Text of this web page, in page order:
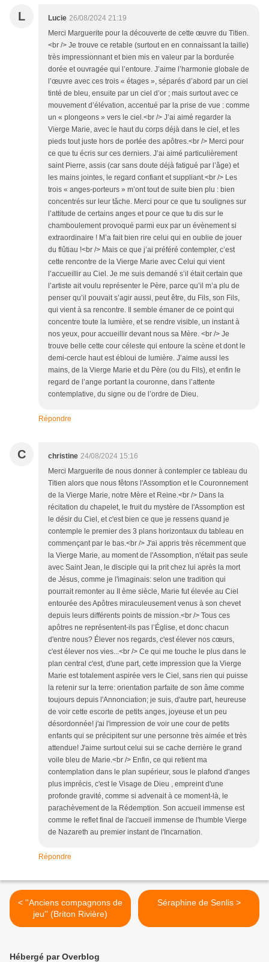
L Lucie 26/08/2024 21:19
Merci Marguerite pour la découverte de cette œuvre du Titien.
<br /> Je trouve ce retable (surtout en en connaissant la taille)
très impressionnant et bien mis en valeur par la bordurée
dorée et ouvragée qui l’entoure. J’aime l’harmonie globale de
l’œuvre avec ces trois « étages », séparés d’abord par un ciel
tinté de bleu, ensuite par un ciel d’or ; mais surtout avec ce
mouvement d’élévation, accentué par la prise de vue : comme
un « plongeons » vers le ciel.<br /> J’ai aimé regarder la
Vierge Marie, avec le haut du corps déjà dans le ciel, et les
pieds tout juste hors de portée des apôtres.<br /> Merci pour
ce que tu écris sur ces derniers. J’ai aimé particulièrement
saint Pierre, assis (car sans doute déjà fatigué par l’âge) et
les mains jointes, le regard confiant et suppliant.<br /> Les
trois « anges-porteurs » m’ont tout de suite bien plu : bien
concentrés sur leur tâche. Merci pour ce que tu soulignes sur
l’attitude de certains anges et pour ce que tu dis sur le
chamboulement provoqué parmi eux par un évènement si
extraordinaire ! M’a fait bien rire celui qui en oublie de jouer
du flûtiau !<br /> Mais ce que j’ai préféré contempler, c’est
cette rencontre de la Vierge Marie avec Celui qui vient
l’accueillir au Ciel. Je me suis demandé s’il était certain que
l’artiste ait voulu représenter le Père, parce qu’il m’a plu de
penser qu’il pouvait s’agir aussi, peut être, du Fils, son Fils,
qui vient à sa rencontre. Il semble émaner de ce point qui
concentre toute la lumière, et se rendre visible, un instant à
nos yeux, pour accueillir devant nous sa Mère. <br /> Je
trouve belle cette cour céleste qui entoure la scène et dont le
demi-cercle haut est ébloui de lumière. J’aime aussi les
mains, de la Vierge Marie et du Père (ou du Fils), et enfin le
regard de l’ange portant la couronne, dans l’attente
contemplative, du signe ou de l’ordre de Dieu.
Répondre
C christine 24/08/2024 15:16
Merci Marguerite de nous donner à contempler ce tableau du
Titien alors que nous fêtons l'Assomption et le Couronnement
de la Vierge Marie, notre Mère et Reine.<br /> Dans la
récitation du chapelet, le fruit du mystère de l'Assomption est
le désir du Ciel, et c'est bien ce que je ressens quand je
contemple le premier des 3 plans horizontaux du tableau en
commençant par le bas.<br /> J'ai appris très récemment que
la Vierge Marie, au moment de l'Assomption, n'était pas seule
avec Saint Jean, le disciple qui la prit chez lui après la mort
de Jésus, comme je l'imaginais: selon une tradition qui
pourrait remonter au II ème siècle, Marie fut élevée au Ciel
entourée des Apôtres miraculeusement venus à son chevet
depuis leurs différents points de mission.<br /> Tous ces
apôtres ne représentent-ils pas l’Église, et donc chacun
d'entre nous? Élever nos regards, c'est élever nos cœurs,
c'est élever nos vies...<br /> Ce qui me touche le plus dans le
plan central c'est, d'une part, cette impression que la Vierge
Marie est totalement aspirée vers le Ciel, sans rien qui puisse
la retenir sur la terre: orientation parfaite de son âme comme
toujours depuis l'Annonciation; je suis, d'autre part, heureuse
de voir cette escorte de petits anges, joyeuse et un peu
désordonnée! j'ai l'impression de voir une cour de petits
enfants qui se précipitent sur une personne très aimée et très
attendue! J'aime surtout celui sui se cache derrière le grand
voile bleu de Marie.<br /> Enfin, ce qui retient ma
contemplation dans le plan supérieur, sous le plafond d'anges
plus imprécis, c'est le Visage de Dieu , empreint d'une
profonde gravité, comme si advenait à ce moment-là, le
parachèvement de la Rédemption. Son accueil immense est
comme le reflet final de l'accueil immense de l'humble Vierge
de Nazareth au premier instant de l'Incarnation.
Répondre
< ''Anciens compagnons de
jeu'' (Briton Rivière)
Séraphine de Senlis >
Hébergé par Overblog